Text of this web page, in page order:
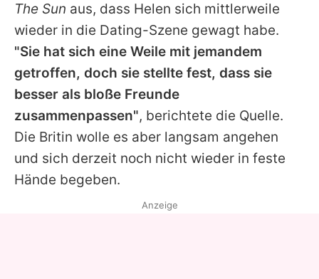
The Sun aus, dass Helen sich mittlerweile
wieder in die Dating-Szene gewagt habe.
"Sie hat sich eine Weile mit jemandem
getroffen, doch sie stellte fest, dass sie
besser als bloße Freunde
zusammenpassen", berichtete die Quelle.
Die Britin wolle es aber langsam angehen
und sich derzeit noch nicht wieder in feste
Hände begeben.
Anzeige